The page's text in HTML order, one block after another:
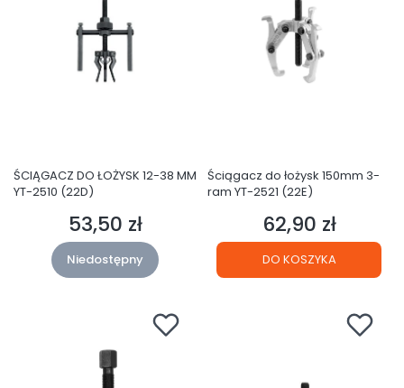
ŚCIĄGACZ DO ŁOŻYSK 12-38 MM
YT-2510 (22D)
Cena
53,50 zł
Niedostępny
Ściągacz do łożysk 150mm 3-
ram YT-2521 (22E)
Cena
62,90 zł
DO KOSZYKA